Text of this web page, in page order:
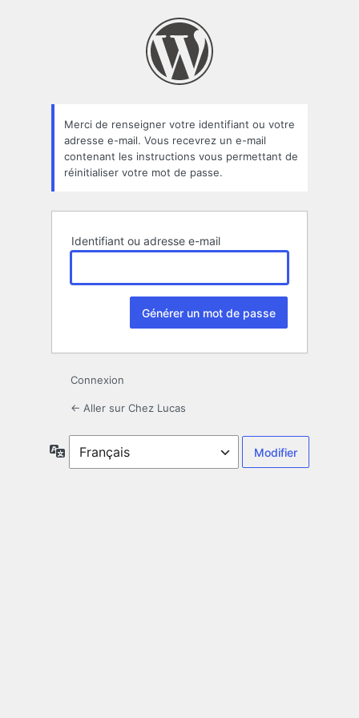
oublié
Merci de renseigner votre identifiant ou votre
adresse e-mail. Vous recevrez un e-mail
contenant les instructions vous permettant de
réinitialiser votre mot de passe.
Identifiant ou adresse e-mail
Connexion
← Aller sur Chez Lucas
Langue